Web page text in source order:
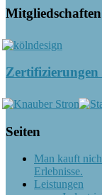
Mitgliedschaften
Seiten
Man kauft
Erlebnisse.
Leistungen